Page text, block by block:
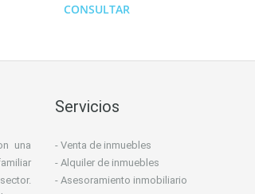
CONSULTAR
una
Servicios
- Venta de inmuebles
- Alquiler de inmuebles
- Asesoramiento inmobiliario